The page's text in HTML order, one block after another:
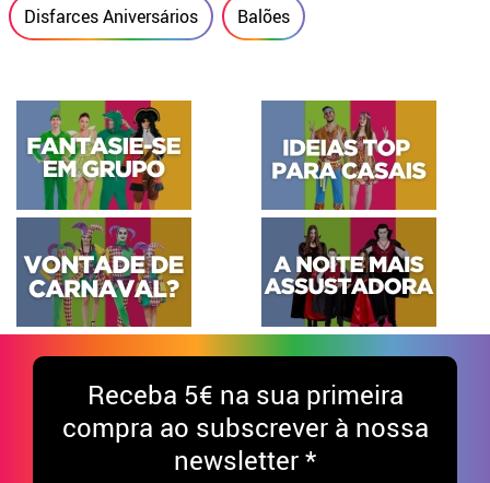
Disfarces Aniversários Balões
Receba 5€ na sua primeira
compra ao subscrever à nossa
newsletter *